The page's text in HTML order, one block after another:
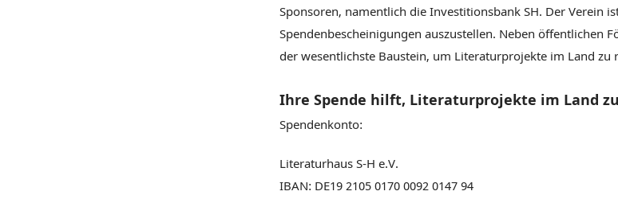
Sponsoren, namentlich die Investitionsbank SH. Der Verein
Spendenbescheinigungen auszustellen. Neben öffentlichen
der wesentlichste Baustein, um Literaturprojekte im Land zu
Ihre Spende hilft, Literaturprojekte im Land
Spendenkonto:
Literaturhaus S-H e.V.
IBAN: DE19 2105 0170 0092 0147 94